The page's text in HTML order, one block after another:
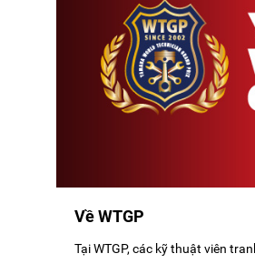
Về WTGP
Tại WTGP, các kỹ thuật viên